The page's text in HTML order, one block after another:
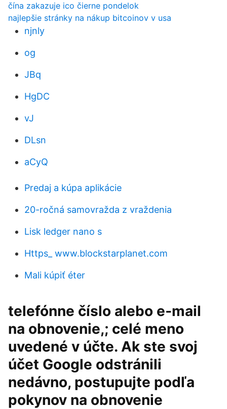
čína zakazuje ico čierne pondelok
najlepšie stránky na nákup bitcoinov v usa
njnly
og
JBq
HgDC
vJ
DLsn
aCyQ
Predaj a kúpa aplikácie
20-ročná samovražda z vraždenia
Lisk ledger nano s
Https_ www.blockstarplanet.com
Mali kúpiť éter
telefónne číslo alebo e‑mail
na obnovenie,; celé meno
uvedené v účte. Ak ste svoj
účet Google odstránili
nedávno, postupujte podľa
pokynov na obnovenie